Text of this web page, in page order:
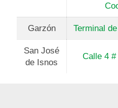
Garzón Terminal
San José
de Isnos
Calle 4